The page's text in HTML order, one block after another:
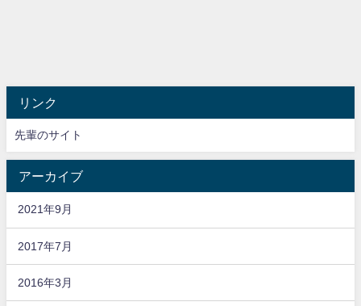
リンク
先輩のサイト
アーカイブ
2021年9月
2017年7月
2016年3月